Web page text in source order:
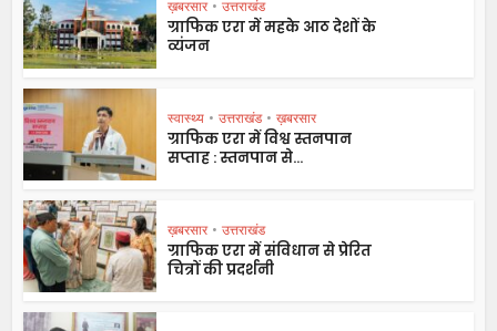
ख़बरसार • उत्तराखंड
ग्राफिक एरा में महके आठ देशों के
व्यंजन
स्वास्थ्य • उत्तराखंड • ख़बरसार
ग्राफिक एरा में विश्व स्तनपान
सप्ताह : स्तनपान से...
ख़बरसार • उत्तराखंड
ग्राफिक एरा में संविधान से प्रेरित
चित्रों की प्रदर्शनी